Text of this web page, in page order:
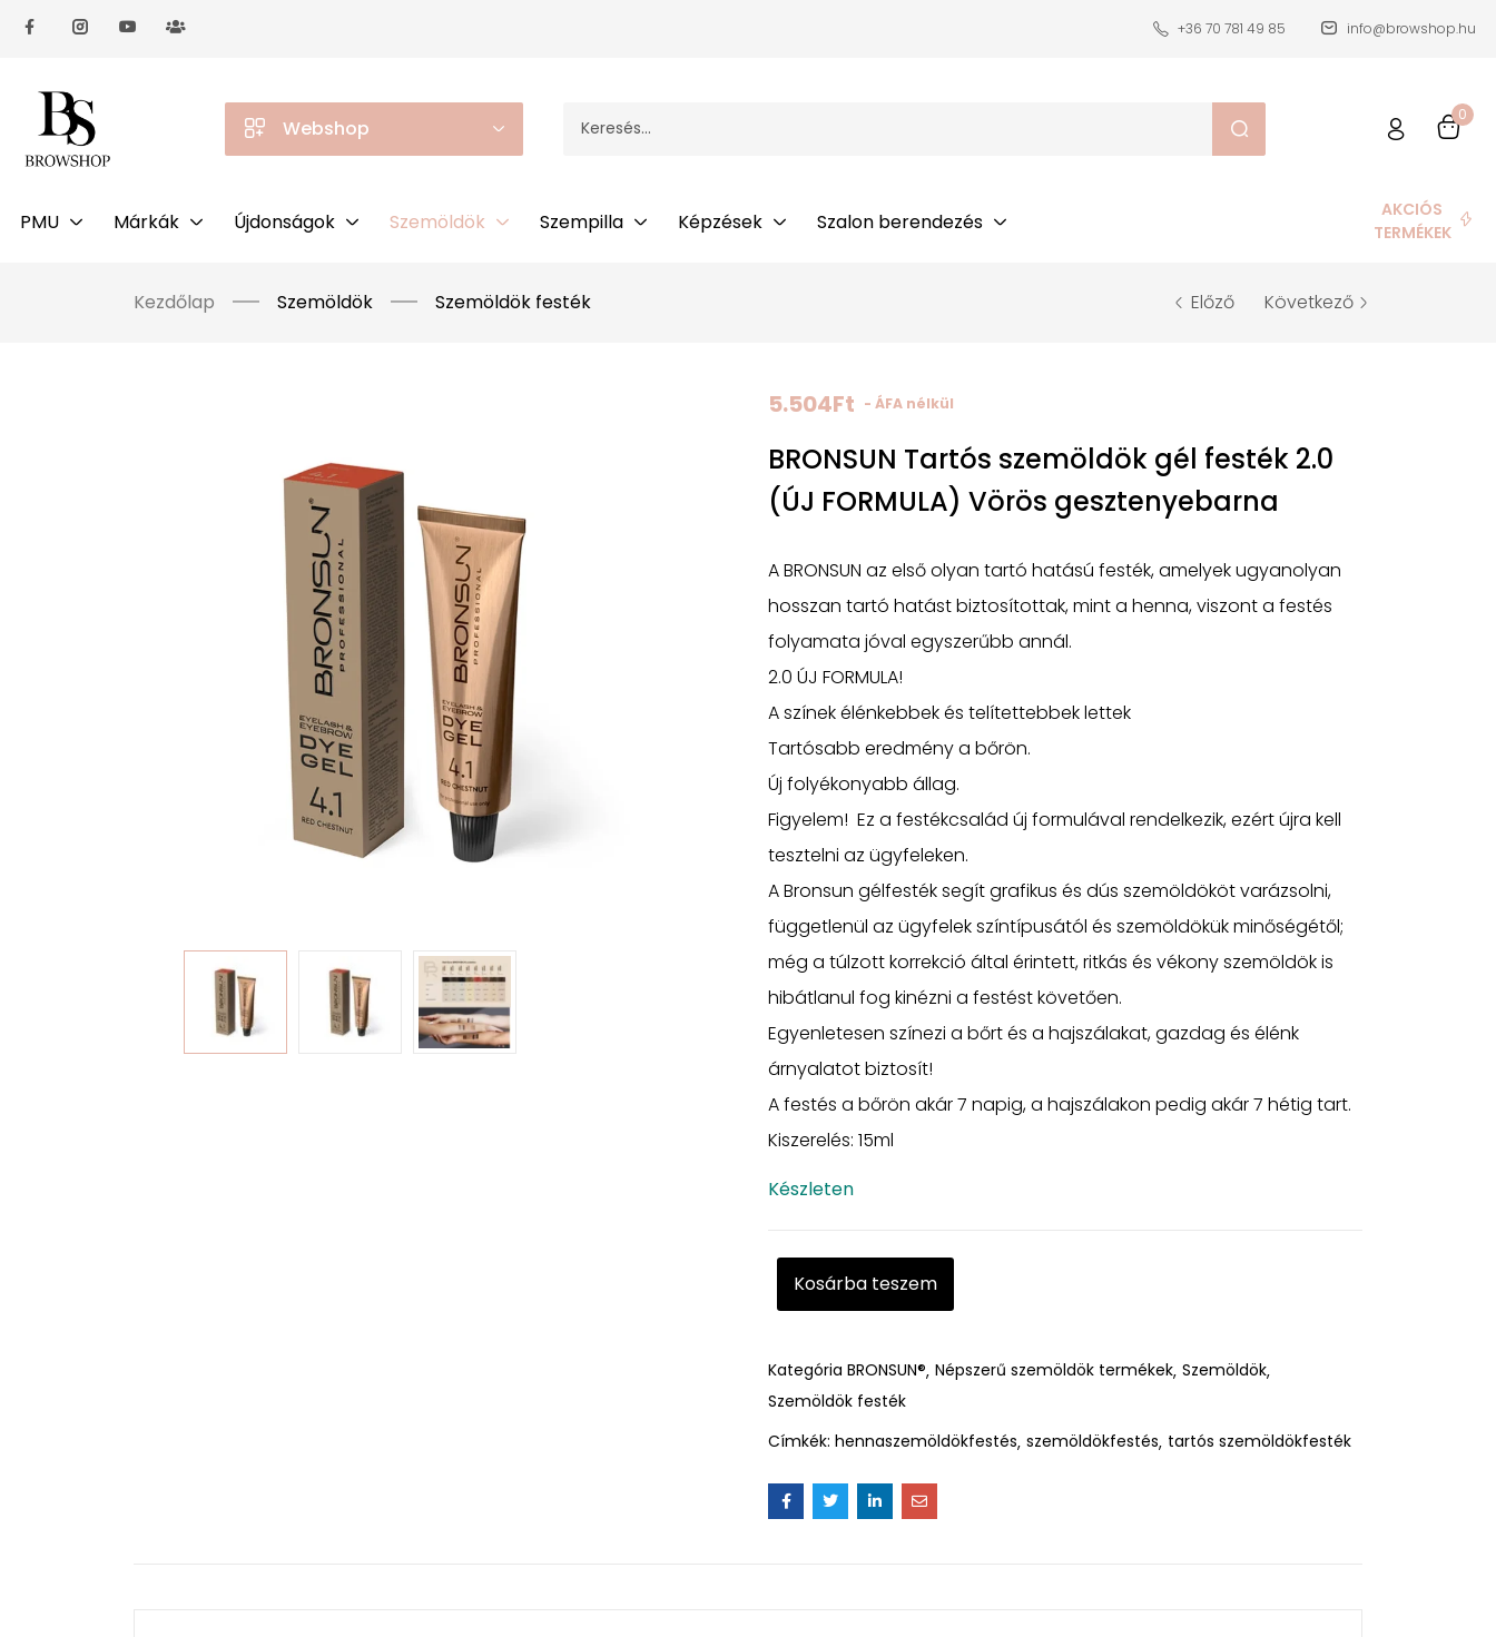
+36 70 781 49 85 info@browshop.hu
Webshop
0
PMU Márkák Újdonságok Szemöldök Szempilla Képzések Szalon berendezés
AKCIÓS
TERMÉKEK
Kezdőlap Szemöldök Szemöldök festék Előző Következő
5.504Ft - ÁFA nélkül
BRONSUN Tartós szemöldök gél festék 2.0
(ÚJ FORMULA) Vörös gesztenyebarna
A BRONSUN az első olyan tartó hatású festék, amelyek ugyanolyan
hosszan tartó hatást biztosítottak, mint a henna, viszont a festés
folyamata jóval egyszerűbb annál.
2.0 ÚJ FORMULA!
A színek élénkebbek és telítettebbek lettek
Tartósabb eredmény a bőrön.
Új folyékonyabb állag.
Figyelem! Ez a festékcsalád új formulával rendelkezik, ezért újra kell
tesztelni az ügyfeleken.
A Bronsun gélfesték segít grafikus és dús szemöldököt varázsolni,
függetlenül az ügyfelek színtípusától és szemöldökük minőségétől;
még a túlzott korrekció által érintett, ritkás és vékony szemöldök is
hibátlanul fog kinézni a festést követően.
Egyenletesen színezi a bőrt és a hajszálakat, gazdag és élénk
árnyalatot biztosít!
A festés a bőrön akár 7 napig, a hajszálakon pedig akár 7 hétig tart.
Kiszerelés: 15ml
Készleten
Kosárba teszem
Kategória BRONSUN® Népszerű szemöldök termékek Szemöldök
Szemöldök festék
Címkék: hennaszemöldökfestés szemöldökfestés tartós szemöldökfesték